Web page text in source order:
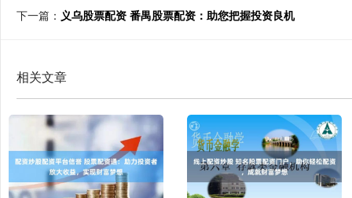
下一篇： 义乌股票配资 番禺股票配资：助您把握投资良机
相关文章